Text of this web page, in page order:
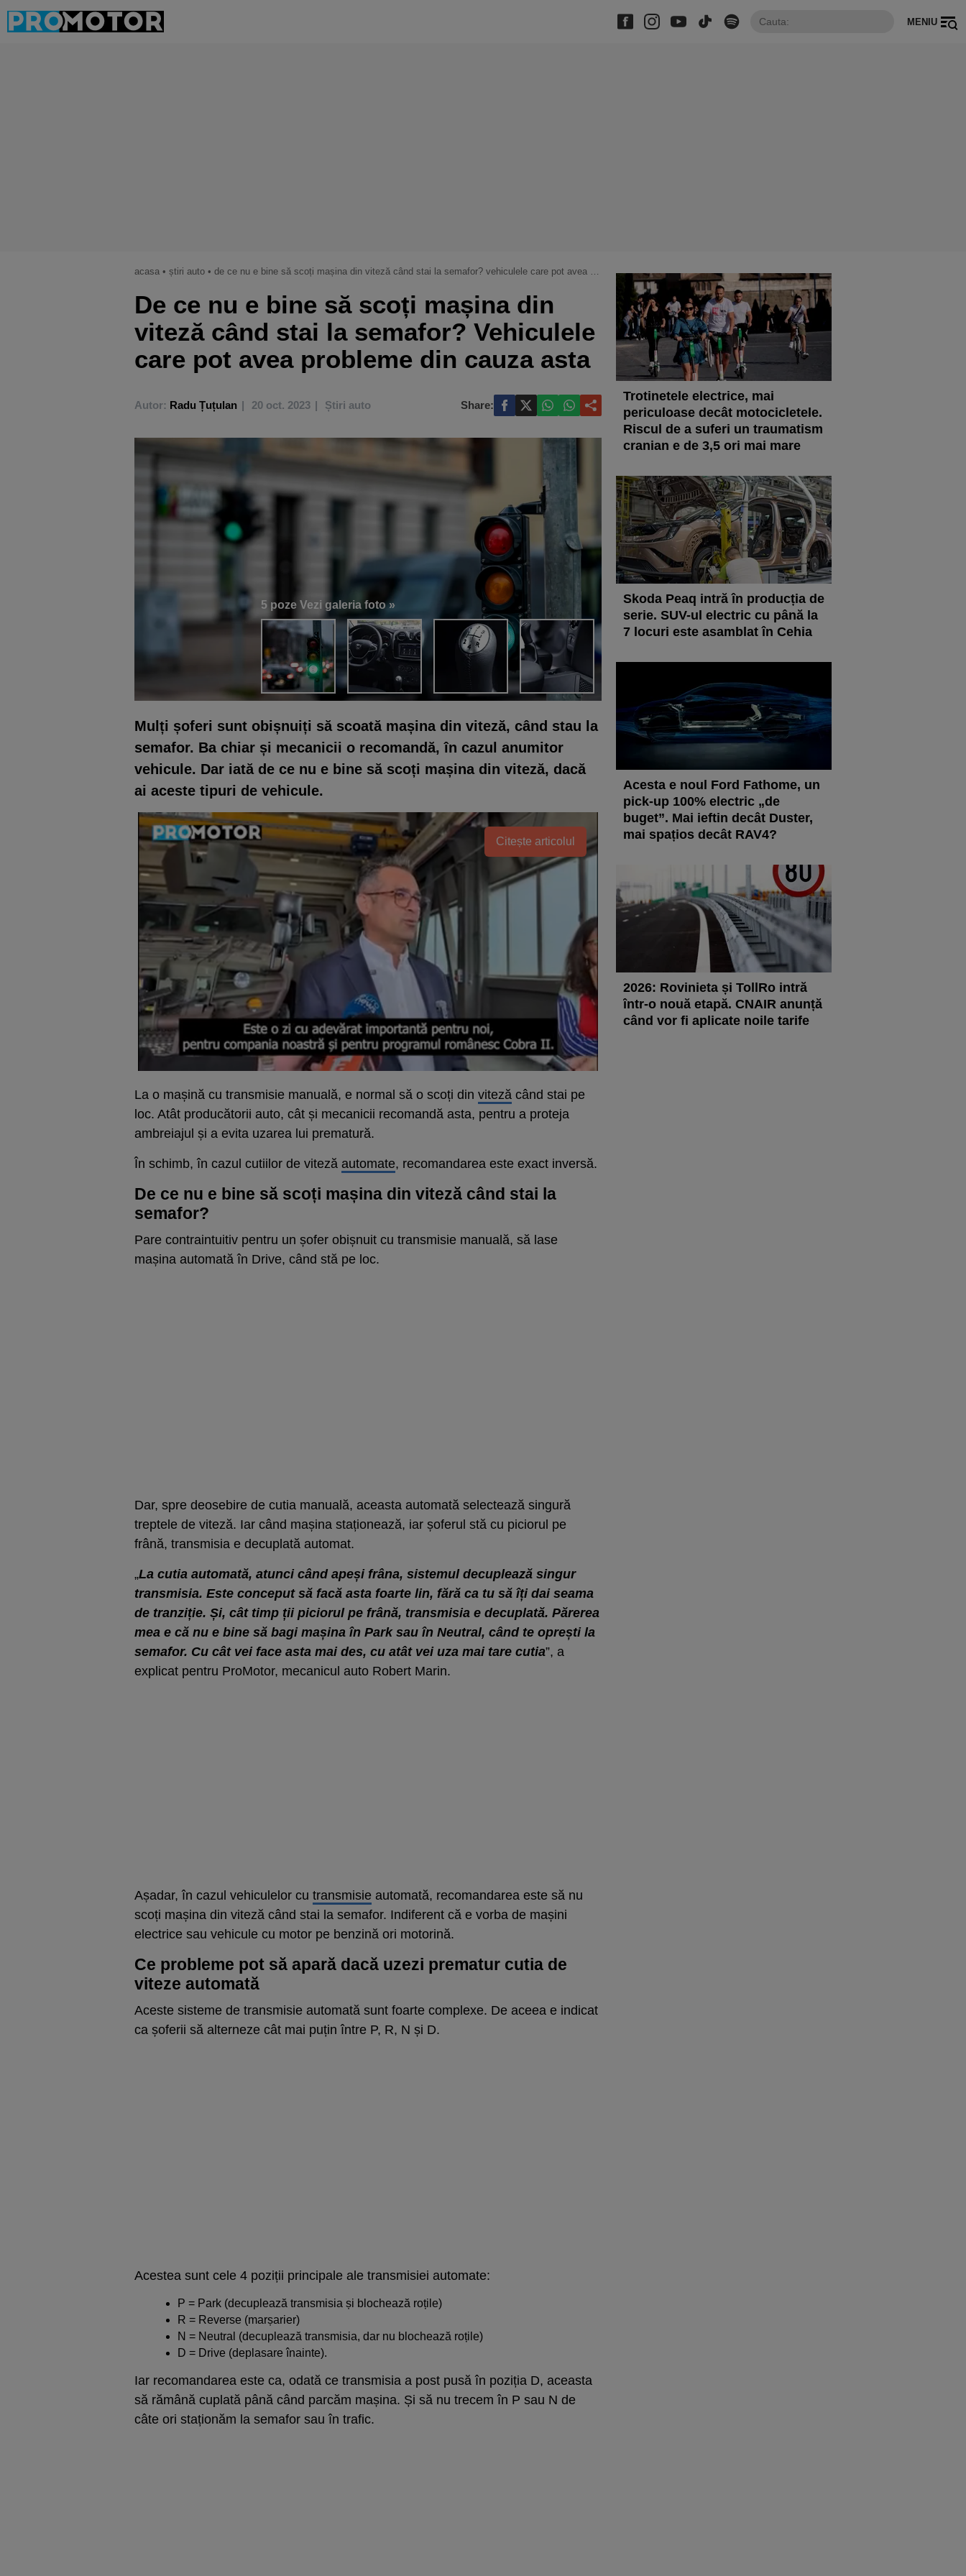
MENIU
acasa • știri auto • de ce nu e bine să scoți mașina din viteză când stai la semafor? vehiculele care pot avea probleme din cauza asta
De ce nu e bine să scoți mașina din
viteză când stai la semafor? Vehiculele
care pot avea probleme din cauza asta
Autor: Radu Țuțulan 20 oct. 2023 Știri auto Share:
5 poze Vezi galeria foto »
Mulți șoferi sunt obișnuiți să scoată mașina din viteză, când stau la
semafor. Ba chiar și mecanicii o recomandă, în cazul anumitor
vehicule. Dar iată de ce nu e bine să scoți mașina din viteză, dacă
ai aceste tipuri de vehicule.
Citește articolul
La o mașină cu transmisie manuală, e normal să o scoți din viteză când stai pe
loc. Atât producătorii auto, cât și mecanicii recomandă asta, pentru a proteja
ambreiajul și a evita uzarea lui prematură.
În schimb, în cazul cutiilor de viteză automate, recomandarea este exact inversă.
De ce nu e bine să scoți mașina din viteză când stai la
semafor?
Pare contraintuitiv pentru un șofer obișnuit cu transmisie manuală, să lase
mașina automată în Drive, când stă pe loc.
Dar, spre deosebire de cutia manuală, aceasta automată selectează singură
treptele de viteză. Iar când mașina staționează, iar șoferul stă cu piciorul pe
frână, transmisia e decuplată automat.
„La cutia automată, atunci când apeși frâna, sistemul decuplează singur
transmisia. Este conceput să facă asta foarte lin, fără ca tu să îți dai seama
de tranziție. Și, cât timp ții piciorul pe frână, transmisia e decuplată. Părerea
mea e că nu e bine să bagi mașina în Park sau în Neutral, când te oprești la
semafor. Cu cât vei face asta mai des, cu atât vei uza mai tare cutia”, a
explicat pentru ProMotor, mecanicul auto Robert Marin.
Așadar, în cazul vehiculelor cu transmisie automată, recomandarea este să nu
scoți mașina din viteză când stai la semafor. Indiferent că e vorba de mașini
electrice sau vehicule cu motor pe benzină ori motorină.
Ce probleme pot să apară dacă uzezi prematur cutia de
viteze automată
Aceste sisteme de transmisie automată sunt foarte complexe. De aceea e indicat
ca șoferii să alterneze cât mai puțin între P, R, N și D.
Acestea sunt cele 4 poziții principale ale transmisiei automate:
P = Park (decuplează transmisia și blochează roțile)
R = Reverse (marșarier)
N = Neutral (decuplează transmisia, dar nu blochează roțile)
D = Drive (deplasare înainte).
Iar recomandarea este ca, odată ce transmisia a post pusă în poziția D, aceasta
să rămână cuplată până când parcăm mașina. Și să nu trecem în P sau N de
câte ori staționăm la semafor sau în trafic.
Trotinetele electrice, mai
periculoase decât motocicletele.
Riscul de a suferi un traumatism
cranian e de 3,5 ori mai mare
Skoda Peaq intră în producția de
serie. SUV-ul electric cu până la
7 locuri este asamblat în Cehia
Acesta e noul Ford Fathome, un
pick-up 100% electric „de
buget”. Mai ieftin decât Duster,
mai spațios decât RAV4?
2026: Rovinieta și TollRo intră
într-o nouă etapă. CNAIR anunță
când vor fi aplicate noile tarife